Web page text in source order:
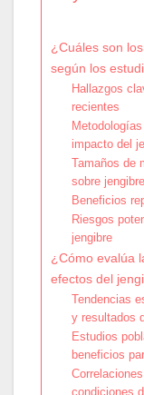
¿Cuáles son
según los
Hallazgos
recientes
impacto del
Tamaños de
sobre jengibre
Beneficios
Riesgos
jengibre
¿Cómo evalúa
efectos del
Tendencias
y resultados
Estudios
beneficios
condiciones